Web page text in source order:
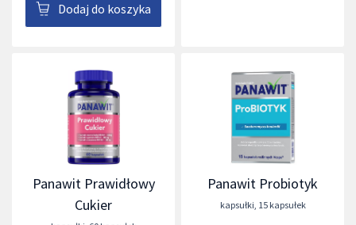
Dodaj do koszyka
Panawit Prawidłowy
Cukier
Panawit Probiotyk
kapsułki, 15 kapsułek